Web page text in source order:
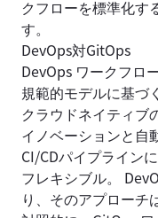
クフローを標準化す
す。
DevOps対GitOps
DevOps ワークフロ
規範的モデルに基づく
クラウドネイティブ
イノベーションと自
CI/CDパイプライン
フレキシブル。
り、そのアプローチ